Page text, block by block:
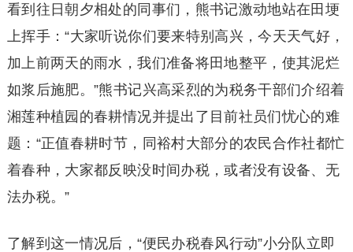
看到往日朝夕相处的同事们，熊书记激动地站在田埂
上挥手：“大家听说你们要来特别高兴，今天天气好，
加上前两天的雨水，我们准备将田地整平，使其泥烂
如浆后施肥。”熊书记兴高采烈的为税务干部们介绍着
湘莲种植园的春耕情况并提出了目前社员们忧心的难
题：“正值春耕时节，同裕村大部分的农民合作社都忙
着春种，大家都反映没时间办税，或者没有设备、无
法办税。”
了解到这一情况后，“便民办税春风行动”小分队立即